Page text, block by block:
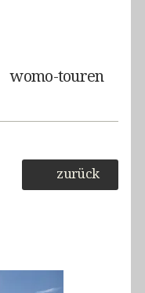
womo-touren
zurück